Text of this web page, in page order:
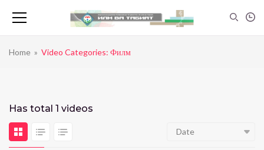
Home » Video Categories: Филм
Has total 1 videos
Date